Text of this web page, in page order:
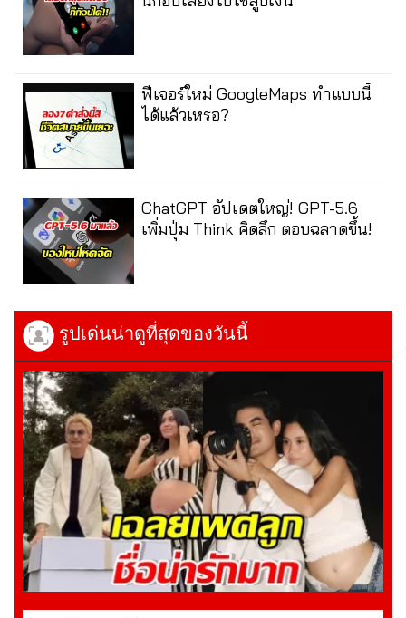
ฟีเจอร์ใหม่ GoogleMaps ทำแบบนี้
ได้แล้วเหรอ?
ChatGPT อัปเดตใหญ่! GPT-5.6
เพิ่มปุ่ม Think คิดลึก ตอบฉลาดขึ้น!
รูปเด่นน่าดูที่สุดของวันนี้